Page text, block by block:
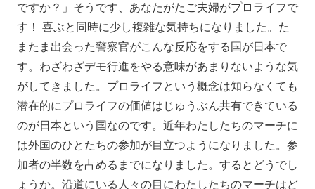
ですか？」そうです、あなたがたご夫婦がプロライフで
す！ 喜ぶと同時に少し複雑な気持ちになりました。た
またま出会った警察官がこんな反応をする国が日本で
す。わざわざデモ行進をやる意味があまりないような気
がしてきました。プロライフという概念は知らなくても
潜在的にプロライフの価値はじゅうぶん共有できている
のが日本という国なのです。近年わたしたちのマーチに
は外国のひとたちの参加が目立つようになりました。参
加者の半数を占めるまでになりました。するとどうでし
ょうか。沿道にいる人々の目にわたしたちのマーチはど